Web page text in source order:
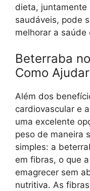
dieta, juntamente
saudáveis, pode
melhorar a saúde
Beterraba
Como
Além dos
cardiovascular e
uma excelente
peso de maneira
simples: a
em fibras, o que
emagrecer sem
nutritiva. As